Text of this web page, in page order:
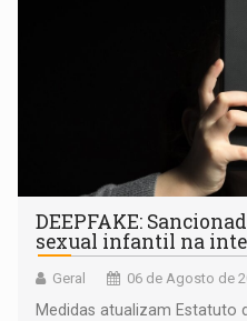
DEEPFAKE:
sexual infantil na
Geral 06 de Agosto de
Medidas atualizam Estatuto